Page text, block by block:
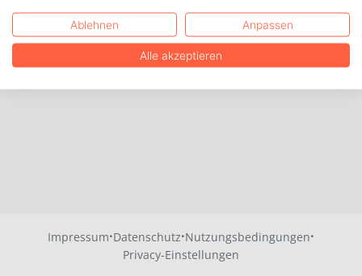
Impressum·Datenschutz·Nutzungsbedingungen·
Privacy-Einstellungen
Ablehnen Anpassen
Alle akzeptieren